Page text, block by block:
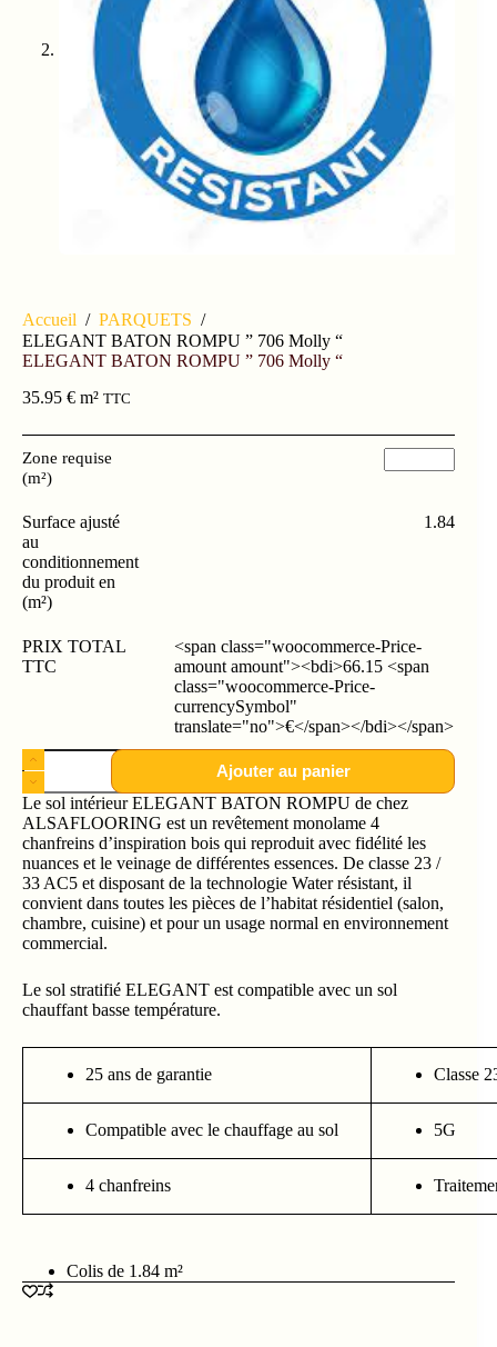
Accueil / PARQUETS /
ELEGANT BATON ROMPU ” 706 Molly “
ELEGANT BATON ROMPU ” 706 Molly “
35.95 € m² TTC
Zone requise
(m²)
Surface ajusté
au
conditionnement
du produit en
(m²)
1.84
PRIX TOTAL
TTC
<span class="woocommerce-Price-
amount amount"><bdi>66.15 <span
class="woocommerce-Price-
currencySymbol"
translate="no">€</span></bdi></span>
Ajouter au panier
Le sol intérieur ELEGANT BATON ROMPU de chez
ALSAFLOORING est un revêtement monolame 4
chanfreins d’inspiration bois qui reproduit avec fidélité les
nuances et le veinage de différentes essences. De classe 23 /
33 AC5 et disposant de la technologie Water résistant, il
convient dans toutes les pièces de l’habitat résidentiel (salon,
chambre, cuisine) et pour un usage normal en environnement
commercial.
Le sol stratifié ELEGANT est compatible avec un sol
chauffant basse température.
25 ans de garantie Classe
Compatible avec le chauffage au sol 5G
4 chanfreins
Colis de 1.84 m²